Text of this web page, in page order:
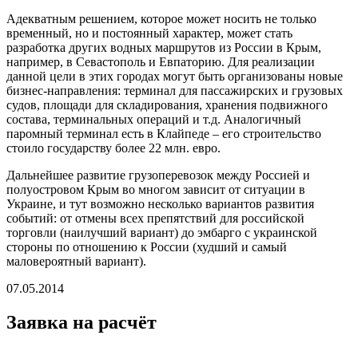
Адекватным решением, которое может носить не только
временный, но и постоянный характер, может стать
разработка других водных маршрутов из России в Крым,
например, в Севастополь и Евпаторию. Для реализации
данной цели в этих городах могут быть организованы новые
бизнес-направления: терминал для пассажирских и грузовых
судов, площади для складирования, хранения подвижного
состава, терминальных операций и т.д. Аналогичный
паромный терминал есть в Клайпеде – его строительство
стоило государству более 22 млн. евро.
Дальнейшее развитие грузоперевозок между Россией и
полуостровом Крым во многом зависит от ситуации в
Украине, и тут возможно несколько вариантов развития
событий: от отмены всех препятствий для российской
торговли (наилучший вариант) до эмбарго с украинской
стороны по отношению к России (худший и самый
маловероятный вариант).
07.05.2014
Заявка на расчёт